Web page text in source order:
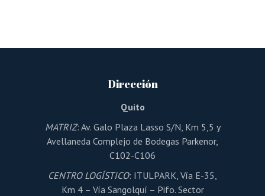
Las
elegir
la
página
de
producto
Dirección
Quito
MATRIZ: Av. Galo Plaza Lasso S/N, Km 5,5 y
Avellaneda Complejo de Bodegas Parkenor,
C102-C106
CENTRO LOGÍSTICO: ITULPARK, Vía E-35,
Km 4 – Vía Sangolquí – Pifo. Sector